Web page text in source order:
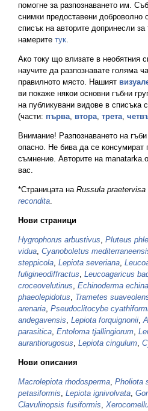
помогне за разпознаването им.
снимки предоставени
списък на авторите допринесли
намерите тук.
Ако току що влизате в необятния
научите да разпознавате голяма
правилното място. Нашият
ви покаже някои основни гъбни
на публикувани видове в списъка
(части: първа, втора, трета,
Внимание! Разпознаването на
опасно. Не бива да се консумират
съмнение. Авторите на
вас.
*Страницата на Russula praetervisa
recondita.
Нови страници
Hygrophorus arbustivus, Pluteus
vidua, Cyanoboletus
steppicola, Lepiota severiana,
fuligineodiffractus, Leucoagaricus
croceovelutinus, Echinoderma
phaeolepidotus, Trametes
arenaria, Pseudoclitocybe
andegavensis, Lepiota forquignonii,
parasitica, Entoloma tjallingiorum,
aurantiorugosus, Lepiota cingulum,
Нови описания
Macrolepiota rhodosperma, Pholiota
petasiformis, Lepiota ignivolvata,
Clavulinopsis fusiformis,